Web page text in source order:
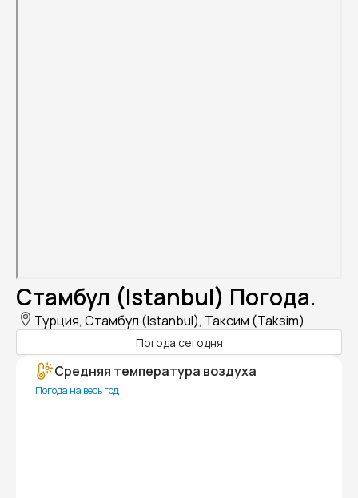
Стамбул (Istanbul) Погода.
Турция, Стамбул (Istanbul), Таксим (Taksim)
Погода сегодня
Средняя температура воздуха
Погода на весь год